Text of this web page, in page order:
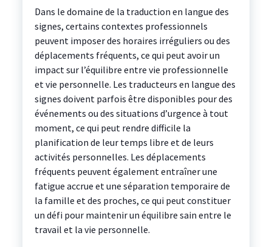
Dans le domaine de la traduction en langue des
signes, certains contextes professionnels
peuvent imposer des horaires irréguliers ou des
déplacements fréquents, ce qui peut avoir un
impact sur l’équilibre entre vie professionnelle
et vie personnelle. Les traducteurs en langue des
signes doivent parfois être disponibles pour des
événements ou des situations d’urgence à tout
moment, ce qui peut rendre difficile la
planification de leur temps libre et de leurs
activités personnelles. Les déplacements
fréquents peuvent également entraîner une
fatigue accrue et une séparation temporaire de
la famille et des proches, ce qui peut constituer
un défi pour maintenir un équilibre sain entre le
travail et la vie personnelle.